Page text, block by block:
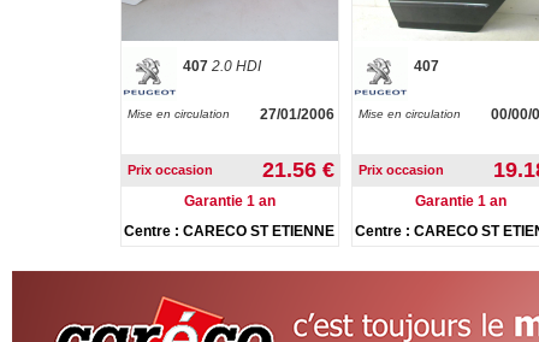
407 2.0 HDI
Mise en circulation 27/01/2006
Prix occasion 21.56 €
Garantie 1 an
Centre : CARECO ST ETIENNE
407
Mise en circulation 00/00/
Prix occasion
Garantie 1 an
Centre : CARECO ST